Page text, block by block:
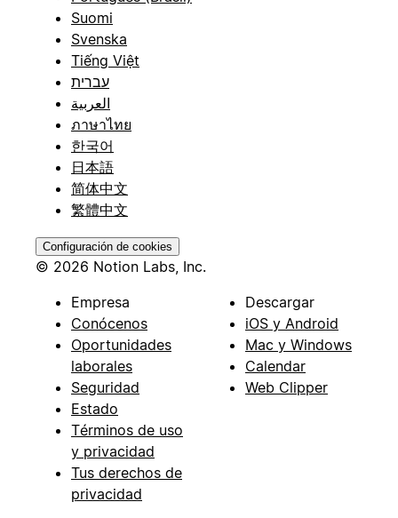
Suomi
Svenska
Tiếng Việt
עברית
العربية
ภาษาไทย
한국어
日本語
简体中文
繁體中文
Configuración de cookies
© 2026 Notion Labs, Inc.
Empresa
Conócenos
Oportunidades
laborales
Seguridad
Estado
Términos de uso
y privacidad
Tus derechos de
privacidad
Descargar
iOS y Android
Mac y Windows
Calendar
Web Clipper